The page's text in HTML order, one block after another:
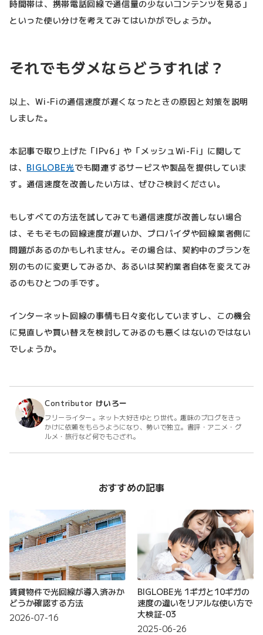
時間帯は、携帯電話回線で通信量の少ないコンテンツを見る」
といった使い分けを考えてみてはいかがでしょうか。
それでもダメならどうすれば？
以上、Wi-Fiの通信速度が遅くなったときの原因と対策を説明
しました。
本記事で取り上げた「IPv6」や「メッシュWi-Fi」に関して
は、 BIGLOBE光でも関連するサービスや製品を提供していま
す。通信速度を改善したい方は、ぜひご検討ください。
もしすべての方法を試してみても通信速度が改善しない場合
は、そもそもの回線速度が遅いか、プロバイダや回線業者側に
問題があるのかもしれません。その場合は、契約中のプランを
別のものに変更してみるか、あるいは契約業者自体を変えてみ
るのもひとつの手です。
インターネット回線の事情も日々変化していますし、この機会
に見直しや買い替えを検討してみるのも悪くはないのではない
でしょうか。
Contributor けいろー
フリーライター。ネット大好きゆとり世代。趣味のブログをきっ
かけに依頼をもらうようになり、勢いで独立。書評・アニメ・グ
ルメ・旅行など何でもござれ。
おすすめの記事
賃貸物件で光回線が導入済みか
どうか確認する方法
2026-07-16
BIGLOBE光 1ギガと10ギガの
速度の違いをリアルな使い方で
大検証-03
2025-06-26